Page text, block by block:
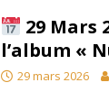
29 Mars
l’album «
29 mars 2026